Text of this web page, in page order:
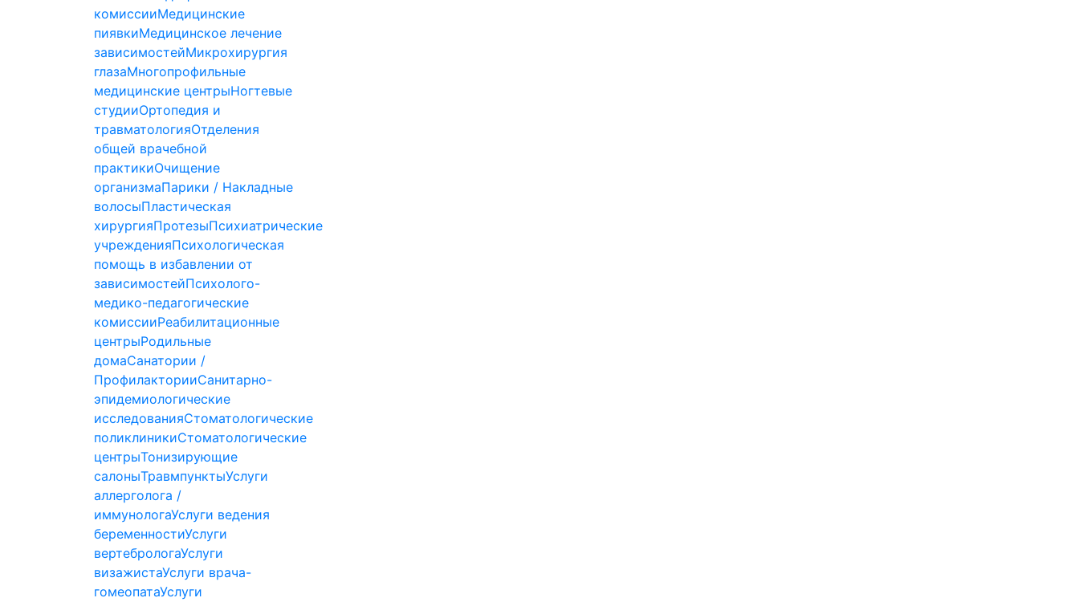
комиссииМедицинские
пиявкиМедицинское лечение
зависимостейМикрохирургия
глазаМногопрофильные
медицинские центрыНогтевые
студииОртопедия и
травматологияОтделения
общей врачебной
практикиОчищение
организмаПарики / Накладные
волосыПластическая
хирургияПротезыПсихиатрические
учрежденияПсихологическая
помощь в избавлении от
зависимостейПсихолого-
медико-педагогические
комиссииРеабилитационные
центрыРодильные
домаСанатории /
ПрофилакторииСанитарно-
эпидемиологические
исследованияСтоматологические
поликлиникиСтоматологические
центрыТонизирующие
салоныТравмпунктыУслуги
аллерголога /
иммунологаУслуги ведения
беременностиУслуги
вертебрологаУслуги
визажистаУслуги врача-
гомеопатаУслуги